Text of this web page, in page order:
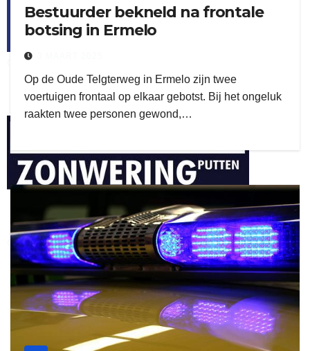
ook adverteren
duo montage
Bestuurder bekneld na frontale
botsing in Ermelo
Op de Oude Telgterweg in Ermelo zijn twee
voertuigen frontaal op elkaar gebotst. Bij het ongeluk
raakten twee personen gewond,…